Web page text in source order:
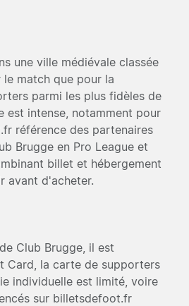
une ville médiévale classée
le match que pour la
parmi les plus fidèles de
est intense, notamment pour
référence des partenaires
Brugge en Pro League et
billet et hébergement
avant d'acheter.
Club Brugge, il est
Card, la carte de supporters
individuelle est limité, voire
sur billetsdefoot.fr